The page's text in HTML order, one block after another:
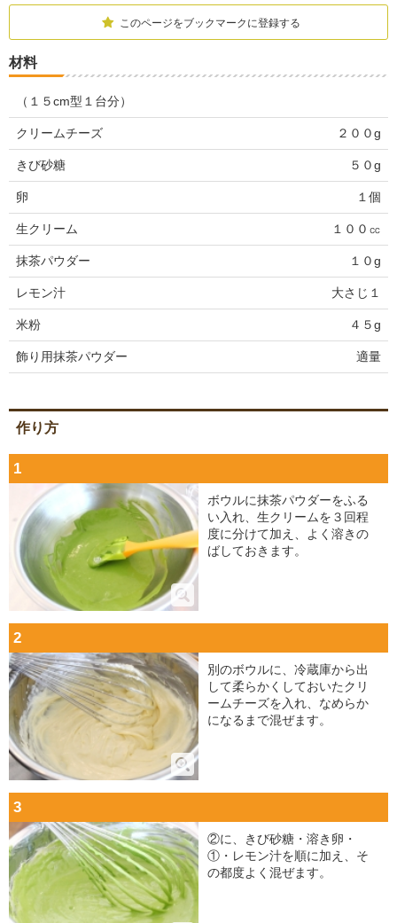
このページをブックマークに登録する
材料
（１５cm型１台分）
クリームチーズ ２００g
きび砂糖 ５０g
卵 １個
生クリーム １００㏄
抹茶パウダー １０g
レモン汁 大さじ１
米粉 ４５g
飾り用抹茶パウダー 適量
作り方
1
ボウルに抹茶パウダーをふる
い入れ、生クリームを３回程
度に分けて加え、よく溶きの
ばしておきます。
2
別のボウルに、冷蔵庫から出
して柔らかくしておいたクリ
ームチーズを入れ、なめらか
になるまで混ぜます。
3
②に、きび砂糖・溶き卵・
①・レモン汁を順に加え、そ
の都度よく混ぜます。